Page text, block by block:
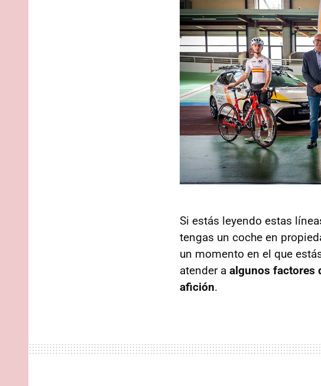
Si estás leyendo estas
tengas un coche en
un momento en el que
atender a algunos factores
afición.